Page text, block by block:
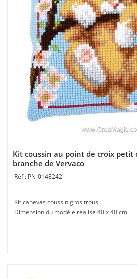
Kit coussin au point de croix petit
branche de Vervaco
PN-0148242
Kit canevas coussin gros trous
Dimension du modèle réalisé 40 x 40 cm